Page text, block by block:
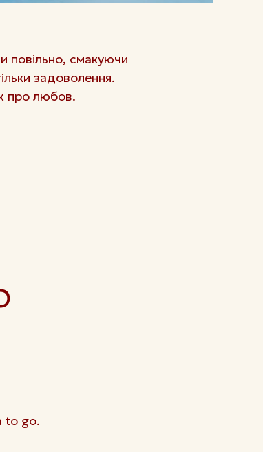
повільно, смакуючи
задоволення.
про любов.
to go.